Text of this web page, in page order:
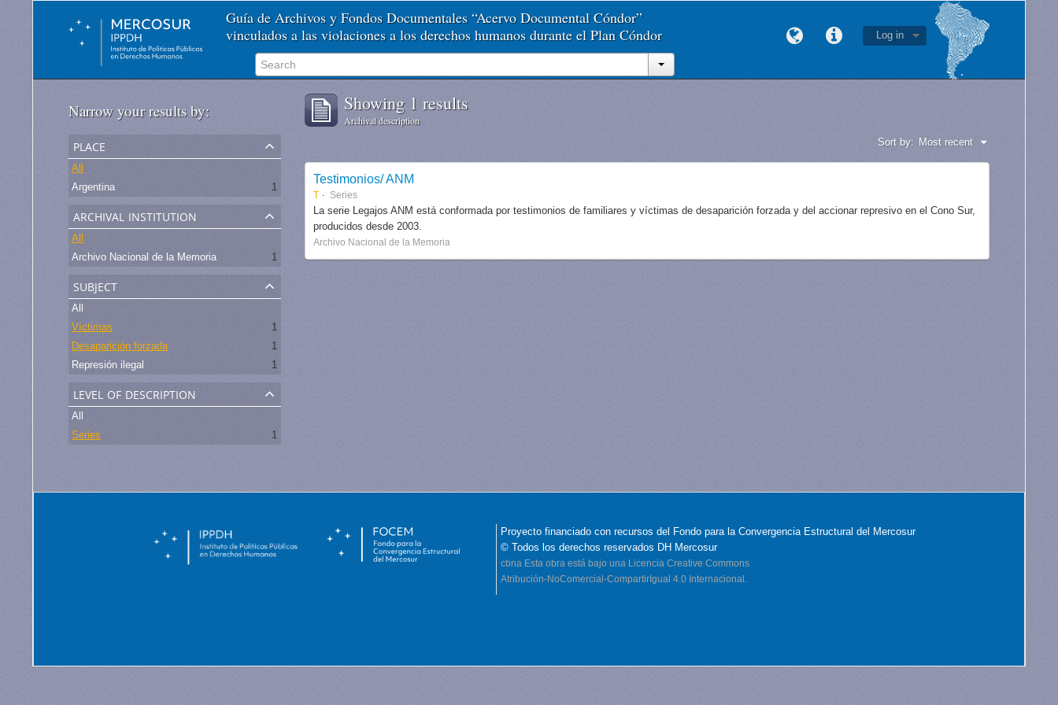
Guía de Archivos y Fondos Documentales “Acervo Documental Cóndor”
vinculados a las violaciones a los derechos humanos durante el Plan Cóndor
Log in
Narrow your results by:
place
All
Argentina
1
archival institution
All
Archivo Nacional de la Memoria
1
subject
All
Víctimas
1
Desaparición forzada
1
Represión ilegal
1
level of description
All
Series
1
Showing 1 results
Archival description
Sort by: Most recent
Testimonios/ ANM
T Series
La serie Legajos ANM está conformada por testimonios de familiares y víctimas de desaparición forzada y del accionar represivo en el Cono Sur,
producidos desde 2003.
Archivo Nacional de la Memoria
Proyecto financiado con recursos del Fondo para la Convergencia Estructural del Mercosur
© Todos los derechos reservados DH Mercosur
cbna Esta obra está bajo una Licencia Creative Commons
Atribución-NoComercial-CompartirIgual 4.0 Internacional.